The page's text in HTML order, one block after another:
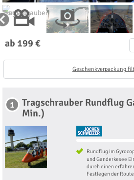
ab 199 €
Geschenkverpackung
1
Tragschrauber Rundflug
Min.)
Rundflug im
und Ganderkesee
durch einen
Festlegen der Route